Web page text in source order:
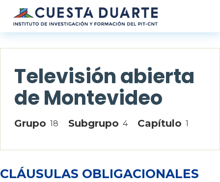
Pasar al contenido principal
Televisión abierta
de Montevideo
Grupo 18 Subgrupo 4 Capítulo 1
CLÁUSULAS OBLIGACIONALES